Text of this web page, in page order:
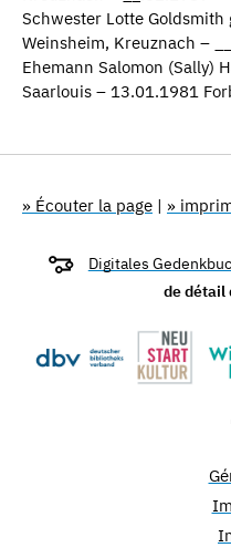
Schwester Lotte
Weinsheim, Kreuznach –
Ehemann Salomon (Sally)
Saarlouis – 13.01.1981
» Écouter la page | »
Digitales
de détail